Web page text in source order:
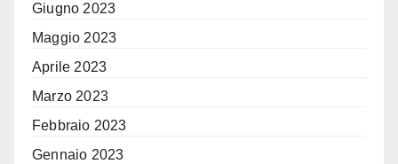
Giugno 2023
Maggio 2023
Aprile 2023
Marzo 2023
Febbraio 2023
Gennaio 2023